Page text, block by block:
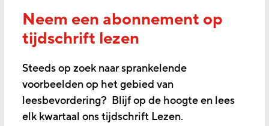
Neem een abonnement op
tijdschrift lezen
Steeds op zoek naar sprankelende
voorbeelden op het gebied van
leesbevordering? Blijf op de hoogte en lees
elk kwartaal ons tijdschrift Lezen.